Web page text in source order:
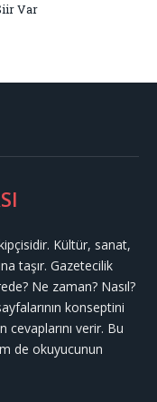
Var
Kültür, sanat,
taşır. Gazetecilik
Ne zaman? Nasıl?
konseptini
cevaplarını verir. Bu
de okuyucunun